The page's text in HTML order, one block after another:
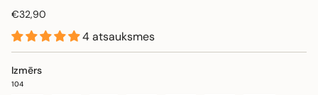
€32,90
4 atsauksmes
Izmērs
104